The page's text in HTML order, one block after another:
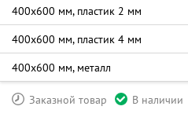
400х600 мм, пластик 2 мм
400х600 мм, пластик 4 мм
400х600 мм, металл
Заказной товар В наличии